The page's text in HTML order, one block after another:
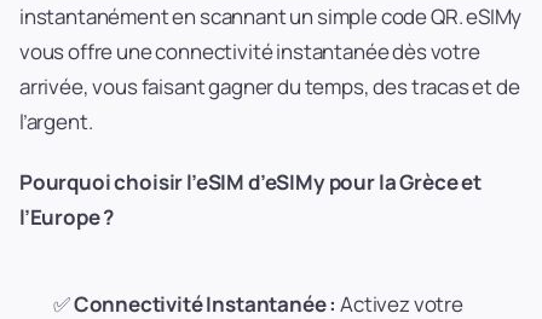
instantanément en scannant un simple code QR. eSIMy
vous offre une connectivité instantanée dès votre
arrivée, vous faisant gagner du temps, des tracas et de
l’argent.
Pourquoi choisir l’eSIM d’eSIMy pour la Grèce et
l’Europe ?
✅Connectivité Instantanée : Activez votre